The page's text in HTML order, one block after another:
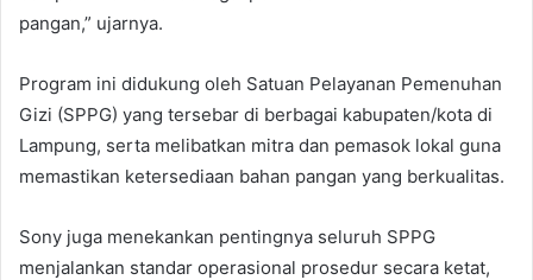
pangan,” ujarnya.
Program ini didukung oleh Satuan Pelayanan Pemenuhan
Gizi (SPPG) yang tersebar di berbagai kabupaten/kota di
Lampung, serta melibatkan mitra dan pemasok lokal guna
memastikan ketersediaan bahan pangan yang berkualitas.
Sony juga menekankan pentingnya seluruh SPPG
menjalankan standar operasional prosedur secara ketat,